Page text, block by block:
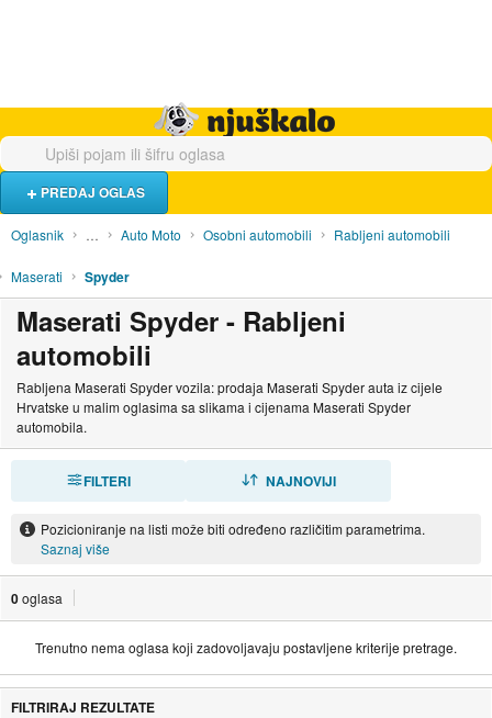
PREDAJ OGLAS
Oglasnik … Auto Moto Osobni automobili Rabljeni automobili
Maserati Spyder
Maserati Spyder - Rabljeni
automobili
Rabljena Maserati Spyder vozila: prodaja Maserati Spyder auta iz cijele
Hrvatske u malim oglasima sa slikama i cijenama Maserati Spyder
automobila.
FILTERI NAJNOVIJI
Pozicioniranje na listi može biti određeno različitim parametrima.
Saznaj više
0oglasa
Trenutno nema oglasa koji zadovoljavaju postavljene kriterije pretrage.
FILTRIRAJ REZULTATE